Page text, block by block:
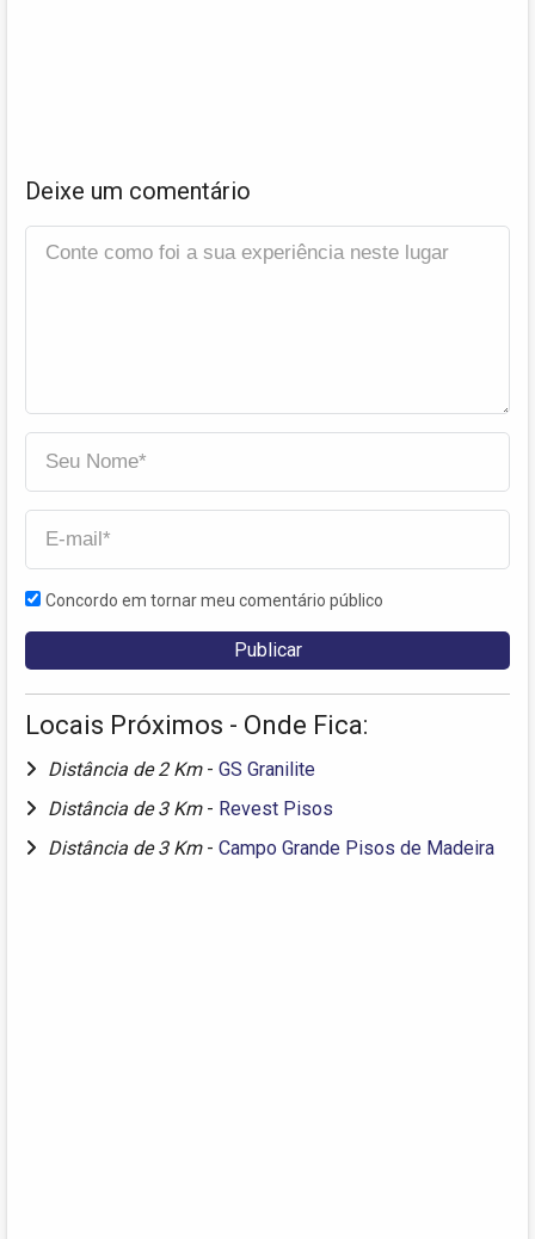
Deixe um comentário
Concordo em tornar meu comentário público
Locais Próximos - Onde Fica:
Distância de 2 Km - GS Granilite
Distância de 3 Km - Revest Pisos
Distância de 3 Km - Campo Grande Pisos de Madeira